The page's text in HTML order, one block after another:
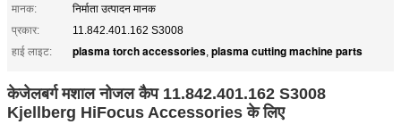
मानक:
निर्माता उत्पादन मानक
प्रकार:
11.842.401.162 S3008
हाई लाइट:
plasma torch accessories, plasma cutting machine parts
केजेलबर्ग मशाल नोजल कैप 11.842.401.162 S3008
Kjellberg HiFocus Accessories के लिए